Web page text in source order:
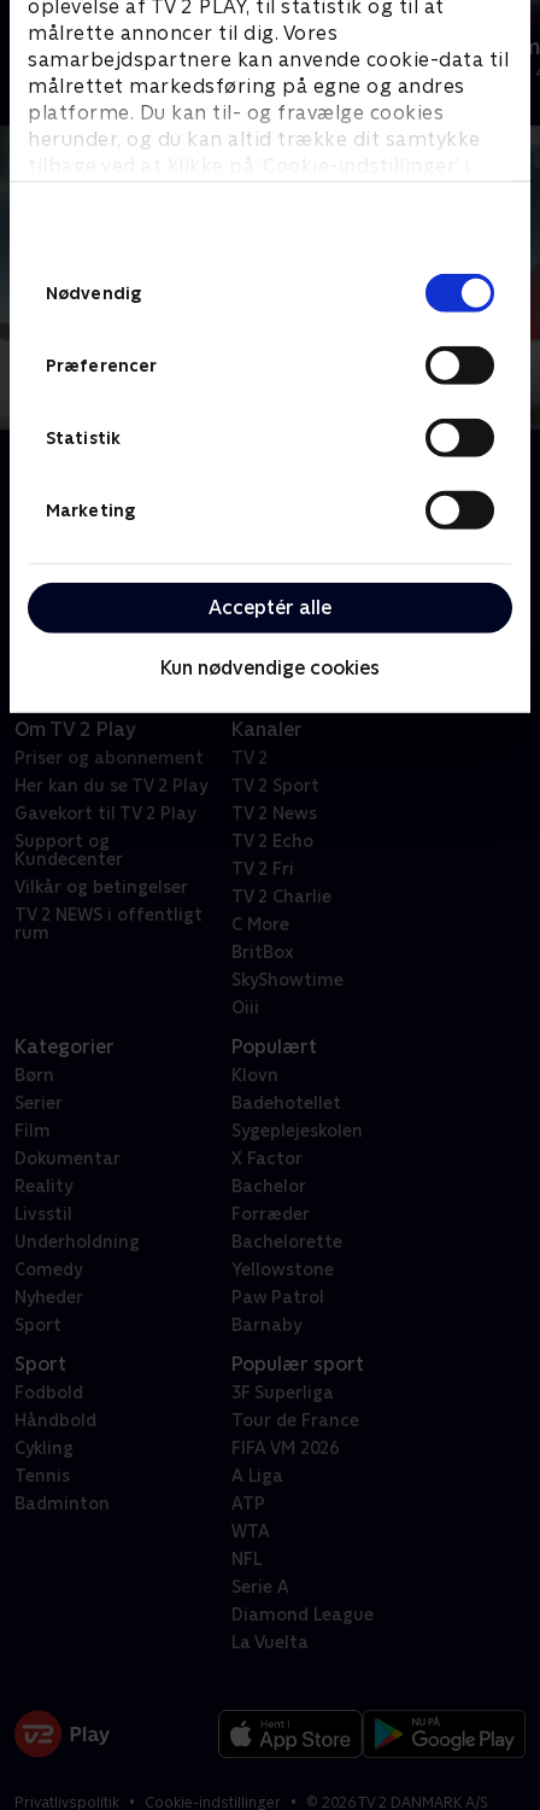
oplevelse af TV 2 PLAY, til statistik og til at
målrette annoncer til dig. Vores
samarbejdspartnere kan anvende cookie-data til
målrettet markedsføring på egne og andres
platforme. Du kan til- og fravælge cookies
herunder, og du kan altid trække dit samtykke
tilbage ved at klikke på ’Cookie-indstillinger’ i
Nødvendig
Præferencer
Statistik
Marketing
Acceptér alle
Kun nødvendige cookies
Den sidste breddegrad
Livsstil • 1 sæsoner
Julelys for
2022 • Livsstil •
Flyruten mellem Rønne og København er en livsnerve
for Bornholm, som både erhvervsliv, patienter og
gennem et døgn fulgt de luftens helte, der hver dag
fragter øens passagerer til hovedstaden.
Om TV 2 Play
Priser og abonnement
Her kan du se TV 2 Play
Gavekort til TV 2 Play
Support og
Kundecenter
Vilkår og betingelser
TV 2 NEWS i offentligt
rum
Kanaler
TV 2
TV 2 Sport
TV 2 News
TV 2 Echo
TV 2 Fri
TV 2 Charlie
C More
BritBox
SkyShowtime
Oiii
Kategorier
Børn
Serier
Film
Dokumentar
Reality
Livsstil
Underholdning
Comedy
Nyheder
Sport
Populært
Klovn
Badehotellet
Sygeplejeskolen
X Factor
Bachelor
Forræder
Bachelorette
Yellowstone
Paw Patrol
Barnaby
Sport
Fodbold
Håndbold
Cykling
Tennis
Badminton
Populær sport
3F Superliga
Tour de France
FIFA VM 2026
A Liga
ATP
WTA
NFL
Serie A
Diamond League
La Vuelta
Privatlivspolitik Cookie-indstillinger © 2026TV 2 DANMARK A/S